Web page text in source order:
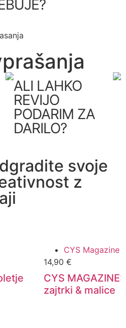
ALI LAHKO
REVIJO
PODARIM ZA
DARILO?
svoje
z
CYS Magazine
14,90 €
CYS
zajtrki & malice